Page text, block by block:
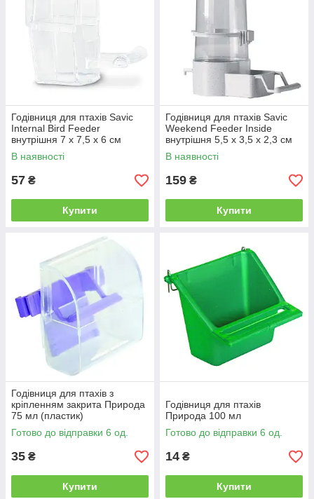
Годівниця для птахів Savic
Internal Bird Feeder
внутрішня 7 х 7,5 х 6 см
В наявності
57 ₴
Купити
Годівниця для птахів Savic
Weekend Feeder Inside
внутрішня 5,5 х 3,5 х 2,3 см
В наявності
159 ₴
Купити
Годівниця для птахів з
кріпленням закрита Природа
75 мл (пластик)
Готово до відправки 6 од.
35 ₴
Купити
Годівниця для птахів
Природа 100 мл
Готово до відправки 6 од.
14 ₴
Купити